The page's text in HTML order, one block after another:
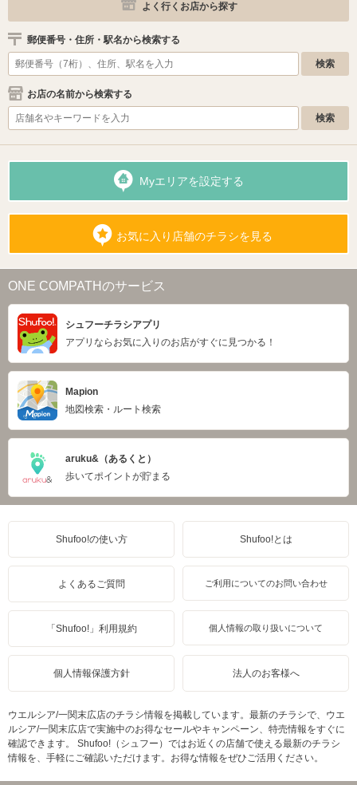
よく行くお店から探す
郵便番号・住所・駅名から検索する
お店の名前から検索する
Myエリアを設定する
お気に入り店舗のチラシを見る
ONE COMPATHのサービス
シュフーチラシアプリ
アプリならお気に入りのお店がすぐに見つかる！
Mapion
地図検索・ルート検索
aruku&（あるくと）
歩いてポイントが貯まる
Shufoo!の使い方 Shufoo!とは
よくあるご質問 ご利用についてのお問い合わせ
「Shufoo!」利用規約 個人情報の取り扱いについて
個人情報保護方針 法人のお客様へ
ウエルシア/一関末広店のチラシ情報を掲載しています。最新のチラシで、ウエ
ルシア/一関末広店で実施中のお得なセールやキャンペーン、特売情報をすぐに
確認できます。 Shufoo!（シュフー）ではお近くの店舗で使える最新のチラシ
情報を、手軽にご確認いただけます。お得な情報をぜひご活用ください。